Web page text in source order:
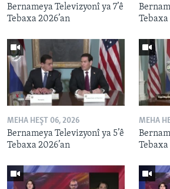
Bernameya Televizyonî ya 7’ê
Tebaxa 2026’an
Tebaxa
MEHA HEŞT 06, 2026
Bernameya Televizyonî ya 5’ê
Tebaxa 2026’an
MEHA
Tebaxa